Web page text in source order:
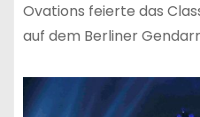
Ovations feierte das
auf dem Berliner